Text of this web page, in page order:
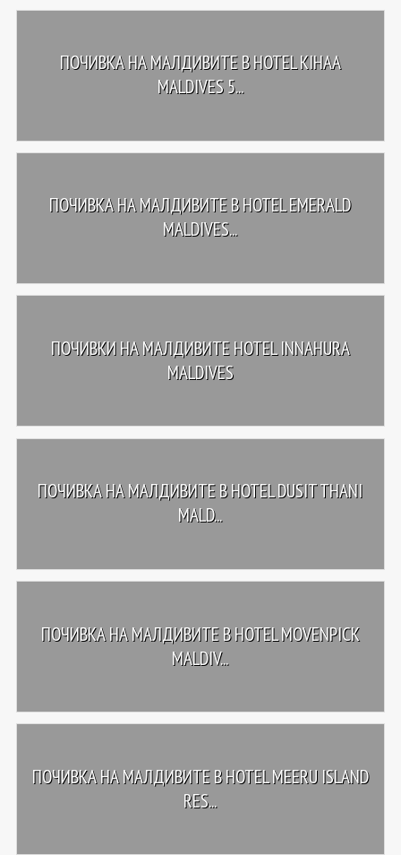
ПОЧИВКА НА МАЛДИВИТЕ В HOTEL KIHAA
MALDIVES 5...
ПОЧИВКА НА МАЛДИВИТЕ В HOTEL EMERALD
MALDIVES...
ПОЧИВКИ НА МАЛДИВИТЕ HOTEL INNAHURA
MALDIVES
ПОЧИВКА НА МАЛДИВИТЕ В HOTEL DUSIT THANI
MALD...
ПОЧИВКА НА МАЛДИВИТЕ В HOTEL MOVENPICK
MALDIV...
ПОЧИВКА НА МАЛДИВИТЕ В HOTEL MEERU ISLAND
RES...